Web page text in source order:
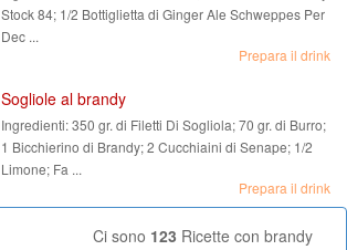
Stock 84; 1/2 Bottiglietta di Ginger Ale Schweppes Per
Dec ...
Prepara il drink
Sogliole al brandy
Ingredienti:350 gr. di Filetti Di Sogliola; 70 gr. di Burro;
1 Bicchierino di Brandy; 2 Cucchiaini di Senape; 1/2
Limone; Fa ...
Prepara il drink
Ci sono 123 Ricette con brandy